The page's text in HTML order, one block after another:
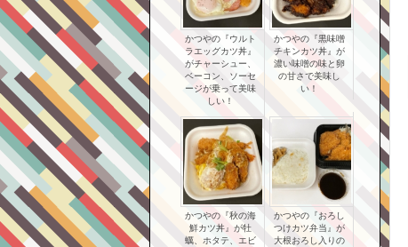
かつやの『ウルト
ラエッグカツ丼』
がチャーシュー、
ベーコン、ソーセ
ージが乗って美味
しい！
かつやの『黒味噌
チキンカツ丼』が
濃い味噌の味と卵
の甘さで美味し
い！
かつやの『秋の海
鮮カツ丼』が牡
蠣、ホタテ、エビ
かつやの『おろし
つけカツ弁当』が
大根おろし入りの